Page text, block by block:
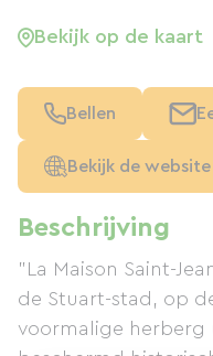
Beschrijving
"La Maison Saint-
de Stuart-stad, op
voormalige herberg
Bekijk op de kaart
Bellen
Bekijk de website